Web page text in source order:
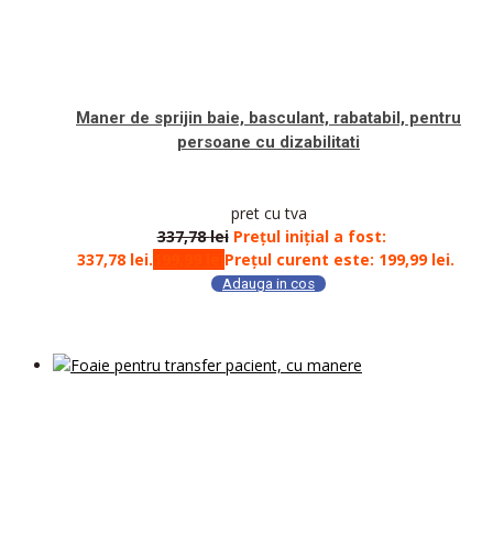
Maner de sprijin baie, basculant, rabatabil, pentru
persoane cu dizabilitati
pret cu tva
337,78lei Prețul inițial a fost:
337,78 lei.
Prețul curent este: 199,99 lei.
Adauga in cos